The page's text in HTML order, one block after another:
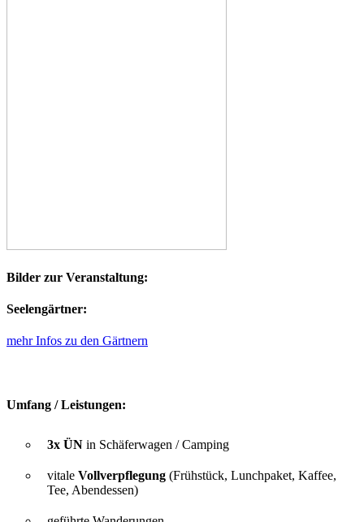
Bilder zur Veranstaltung:
Seelengärtner:
mehr Infos zu den Gärtnern
Umfang / Leistungen:
3x ÜN in Schäferwagen / Camping
vitale Vollverpflegung (Frühstück, Lunchpaket, Kaffee,
Tee, Abendessen)